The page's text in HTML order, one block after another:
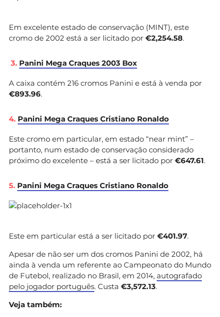
Em excelente estado de conservação (MINT), este
cromo de 2002 está a ser licitado por €2,254.58.
3. Panini Mega Craques 2003 Box
A caixa contém 216 cromos Panini e está à venda por
€893.96.
4. Panini Mega Craques Cristiano Ronaldo
Este cromo em particular, em estado “near mint” –
portanto, num estado de conservação considerado
próximo do excelente – está a ser licitado por €647.61.
5. Panini Mega Craques Cristiano Ronaldo
Este em particular está a ser licitado por €401.97.
Apesar de não ser um dos cromos Panini de 2002, há
ainda à venda um referente ao Campeonato do Mundo
de Futebol, realizado no Brasil, em 2014, autografado
pelo jogador português. Custa €3,572.13.
Veja também: